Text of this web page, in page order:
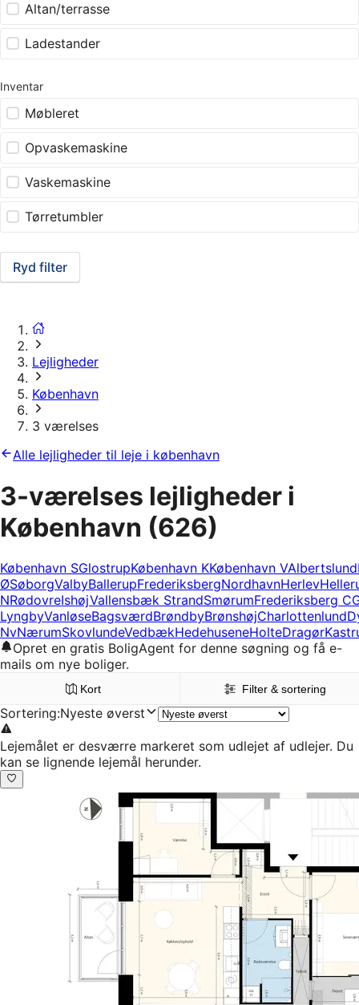
Altan/terrasse
Ladestander
Inventar
Møbleret
Opvaskemaskine
Vaskemaskine
Tørretumbler
Ryd filter
Lejligheder
København
3 værelses
Alle lejligheder til leje i københavn
3-værelses lejligheder i
København (626)
København SGlostrupKøbenhavn KKøbenhavn VAlbertslund
ØSøborgValbyBallerupFrederiksbergNordhavnHerlev
NRødovreIshøjVallensbæk StrandSmørumFrederiksberg C
LyngbyVanløseBagsværdBrøndbyBrønshøjCharlottenlund
NvNærumSkovlundeVedbækHedehuseneHolteDragør
Opret en gratis BoligAgent for denne søgning og få e-
mails om nye boliger.
Kort Filter & sortering
Sortering:Nyeste øverst
Lejemålet er desværre markeret som udlejet af udlejer. Du
kan se lignende lejemål herunder.